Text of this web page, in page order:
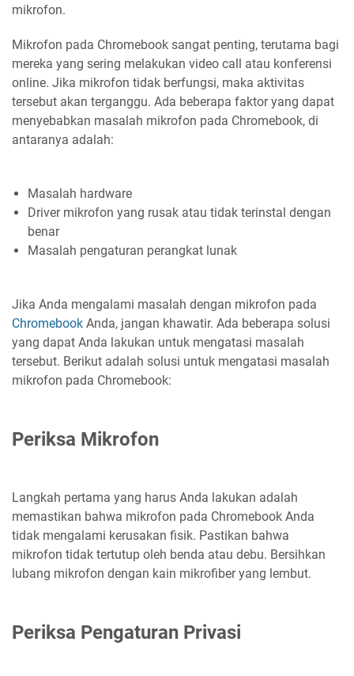
mikrofon.
Mikrofon pada Chromebook sangat penting, terutama bagi
mereka yang sering melakukan video call atau konferensi
online. Jika mikrofon tidak berfungsi, maka aktivitas
tersebut akan terganggu. Ada beberapa faktor yang dapat
menyebabkan masalah mikrofon pada Chromebook, di
antaranya adalah:
Masalah hardware
Driver mikrofon yang rusak atau tidak terinstal dengan
benar
Masalah pengaturan perangkat lunak
Jika Anda mengalami masalah dengan mikrofon pada
Chromebook Anda, jangan khawatir. Ada beberapa solusi
yang dapat Anda lakukan untuk mengatasi masalah
tersebut. Berikut adalah solusi untuk mengatasi masalah
mikrofon pada Chromebook:
Periksa Mikrofon
Langkah pertama yang harus Anda lakukan adalah
memastikan bahwa mikrofon pada Chromebook Anda
tidak mengalami kerusakan fisik. Pastikan bahwa
mikrofon tidak tertutup oleh benda atau debu. Bersihkan
lubang mikrofon dengan kain mikrofiber yang lembut.
Periksa Pengaturan Privasi